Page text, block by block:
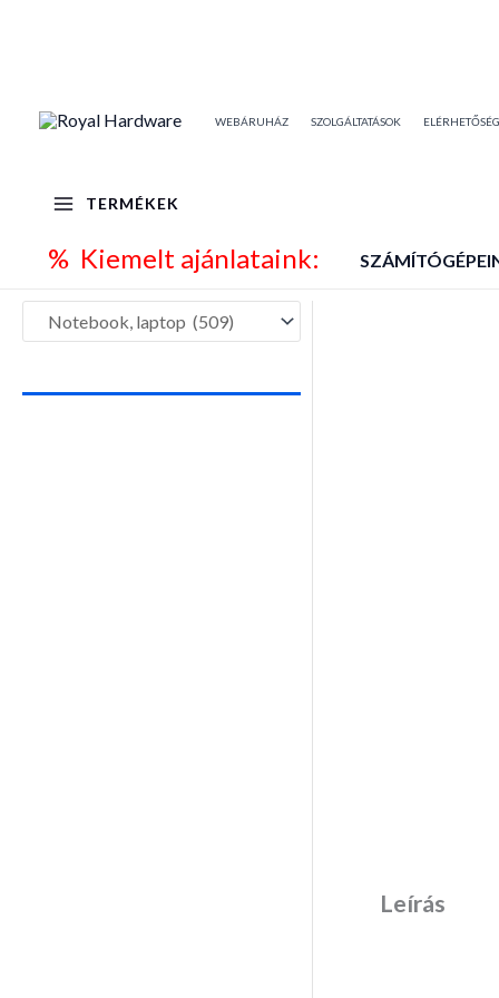
WEBÁRUHÁZ SZOLGÁLTATÁSOK ELÉRHETŐSÉG
TERMÉKEK
% Kiemelt ajánlataink:
Leírás